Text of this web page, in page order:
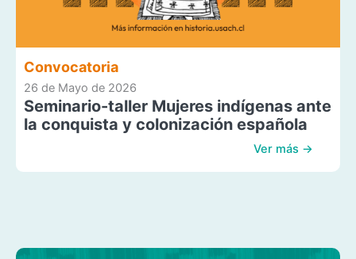
Convocatoria
26 de Mayo de 2026
Seminario-taller Mujeres indígenas ante
la conquista y colonización española
Ver más →